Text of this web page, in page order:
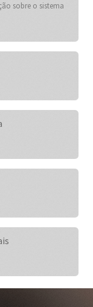
sobre o sistema